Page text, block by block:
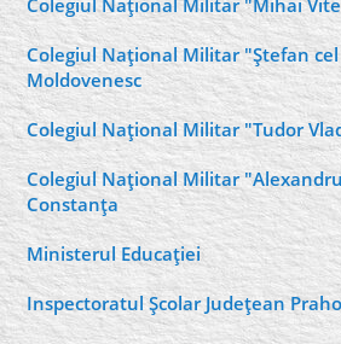
Colegiul Naţional Militar "Ştefan
Moldovenesc
Colegiul Naţional Militar "Tudor
Colegiul Naţional Militar
Constanţa
Ministerul Educaţiei
Inspectoratul Şcolar Judeţean